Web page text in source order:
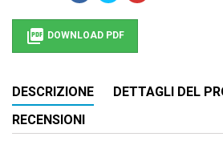
 DOWNLOAD PDF
DESCRIZIONE
DETTAGLI DEL
RECENSIONI